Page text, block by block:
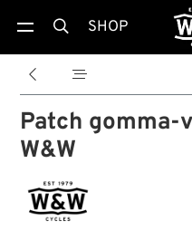
 SHOP
 
Patch
W&W